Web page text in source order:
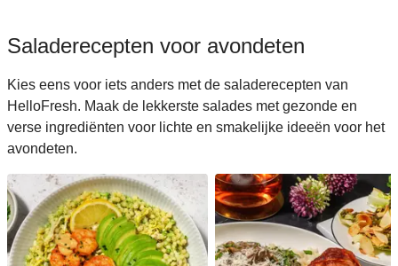
Saladerecepten voor avondeten
Kies eens voor iets anders met de saladerecepten van
HelloFresh. Maak de lekkerste salades met gezonde en
verse ingrediënten voor lichte en smakelijke ideeën voor het
avondeten.